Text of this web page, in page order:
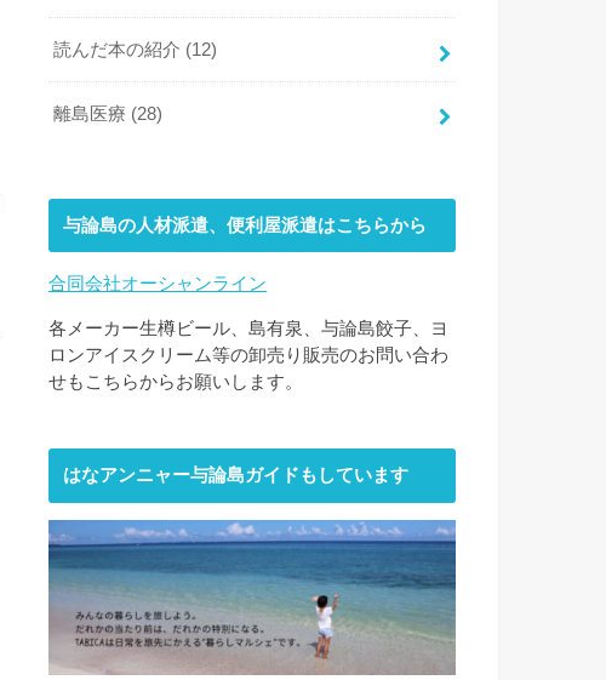
読んだ本の紹介 (12)
離島医療 (28)
与論島の人材派遣、便利屋派遣はこちらから
合同会社オーシャンライン
各メーカー生樽ビール、島有泉、与論島餃子、ヨ
ロンアイスクリーム等の卸売り販売のお問い合わ
せもこちらからお願いします。
はなアンニャー与論島ガイドもしています